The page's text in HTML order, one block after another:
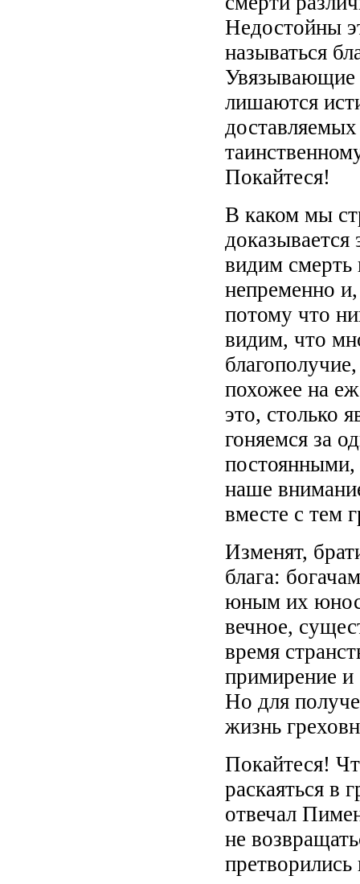
Недостойны
называться
Увязывающие
лишаются
Покайтеся!
В каком мы
видим
непременно
потому что
видим, что
похожее на
это, столько
гоняемся за
наше
вместе с тем
Изменят,
блага:
юным их
вечное,
время
примирение
Но для
жизнь
Покайтеся!
раскаяться в
отвечал
не